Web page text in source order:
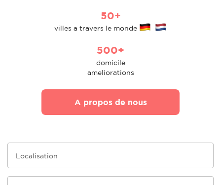
50+
villes a travers le monde
500+
domicile
ameliorations
A propos de nous